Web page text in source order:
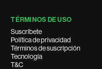
TÉRMINOS DE USO
Suscríbete
Política de privacidad
Términos de suscripción
Tecnología
T&C